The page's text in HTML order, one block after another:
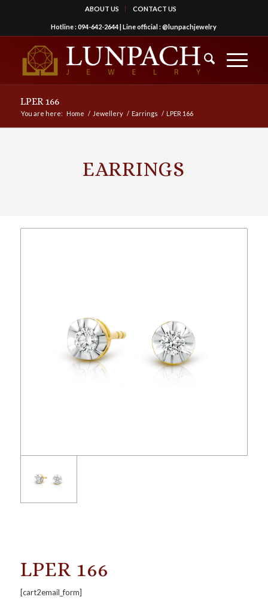
ABOUT US CONTACT US
Hotline :094-642-2644| Line official :@lunpachjewelry
LPER 166
You are here: Home / Jewellery / Earrings / LPER 166
EARRINGS
LPER 166
[cart2email_form]